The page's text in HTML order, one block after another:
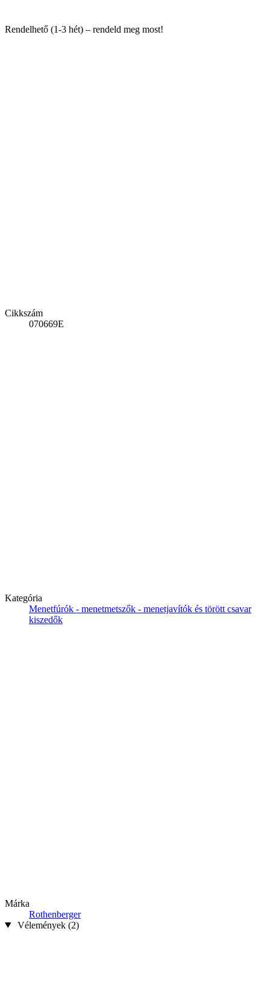
Rendelhető (1-3 hét) – rendeld meg most!
Cikkszám
070669E
Kategória
Menetfúrók - menetmetszők - menetjavítók és törött csavar
kiszedők
Márka
Rothenberger
Vélemények (2)